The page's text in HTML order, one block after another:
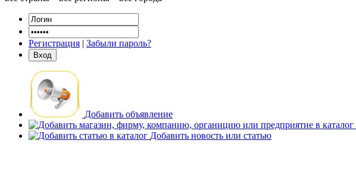
Регистрация | Забыли пароль?
Добавить объявление
Добавить новость или статью